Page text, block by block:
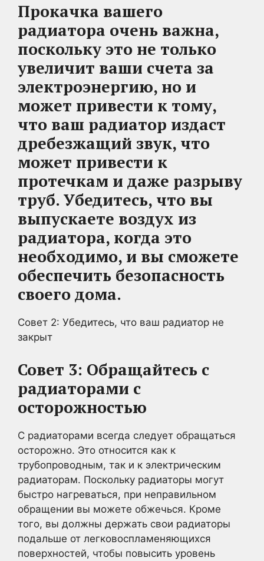
Прокачка вашего
радиатора очень важна,
поскольку это не только
увеличит ваши счета за
электроэнергию, но и
может привести к тому,
что ваш радиатор издаст
дребезжащий звук, что
может привести к
протечкам и даже разрыву
труб. Убедитесь, что вы
выпускаете воздух из
радиатора, когда это
необходимо, и вы сможете
обеспечить безопасность
своего дома.
Совет 2: Убедитесь, что ваш радиатор не
закрыт
Совет 3: Обращайтесь с
радиаторами с
осторожностью
С радиаторами всегда следует обращаться
осторожно. Это относится как к
трубопроводным, так и к электрическим
радиаторам. Поскольку радиаторы могут
быстро нагреваться, при неправильном
обращении вы можете обжечься. Кроме
того, вы должны держать свои радиаторы
подальше от легковоспламеняющихся
поверхностей, чтобы повысить уровень